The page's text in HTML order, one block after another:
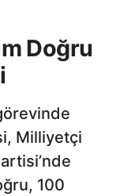
Doğru
Milliyetçi
100